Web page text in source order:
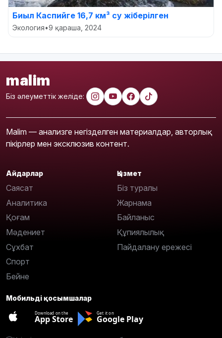
Биыл Каспийге 16,7 км³ су жіберілген
Экология•9 қараша, 2024
malim
Біз әлеуметтік желіде:
Malim — анализге негізделген материалдар, авторлық
пікірлер мен эксклюзив контент.
Айдарлар
Саясат
Аналитика
Қоғам
Мәдениет
Сұхбат
Спорт
Бейне
Қызмет
Біз туралы
Жарнама
Байланыс
Құпиялылық
Пайдалану ережесі
Мобильді қосымшалар
Download on the
App Store
Get it on
Google Play